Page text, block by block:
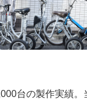
台の製作実績。